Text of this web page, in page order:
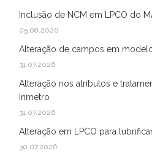
Inclusão de NCM em LPCO do
05.08.2026
Alteração de campos em
31.07.2026
Alteração nos atributos e
Inmetro
31.07.2026
Alteração em LPCO para
30.07.2026